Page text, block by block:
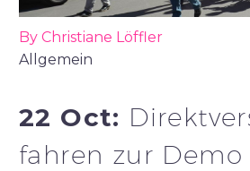
By Christiane Löffler
Allgemein
22 Oct:
fahren zur Demo